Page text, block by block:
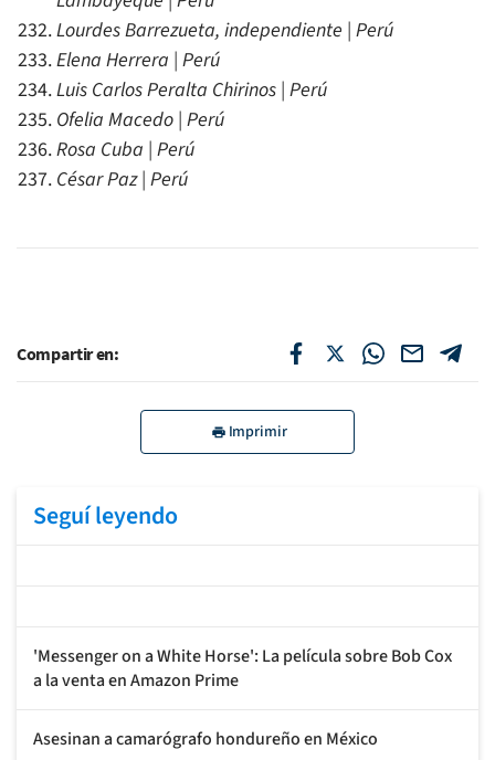
Lourdes Barrezueta, independiente | Perú
Elena Herrera | Perú
Luis Carlos Peralta Chirinos | Perú
Ofelia Macedo | Perú
Rosa Cuba | Perú
César Paz | Perú
Compartir en:
Imprimir
Seguí leyendo
'Messenger on a White Horse': La película sobre Bob Cox
a la venta en Amazon Prime
Asesinan a camarógrafo hondureño en México